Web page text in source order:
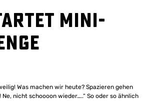
Mini-
Was machen wir heute? Spazieren gehen
nicht schoooon wieder…..“ So oder so ähnlich